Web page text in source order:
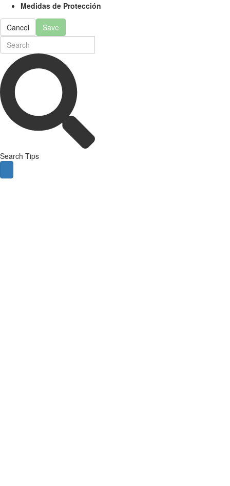
Medidas de Protección
Cancel Save
Search Tips